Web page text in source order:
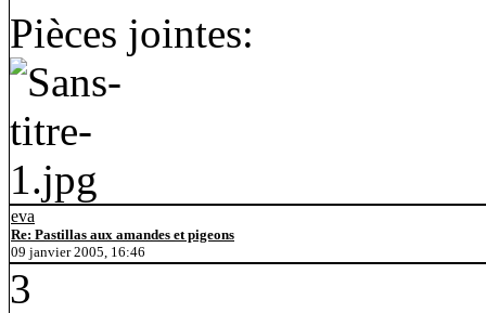
Pièces jointes:
eva
Re: Pastillas aux amandes et pigeons
09 janvier 2005, 16:46
3